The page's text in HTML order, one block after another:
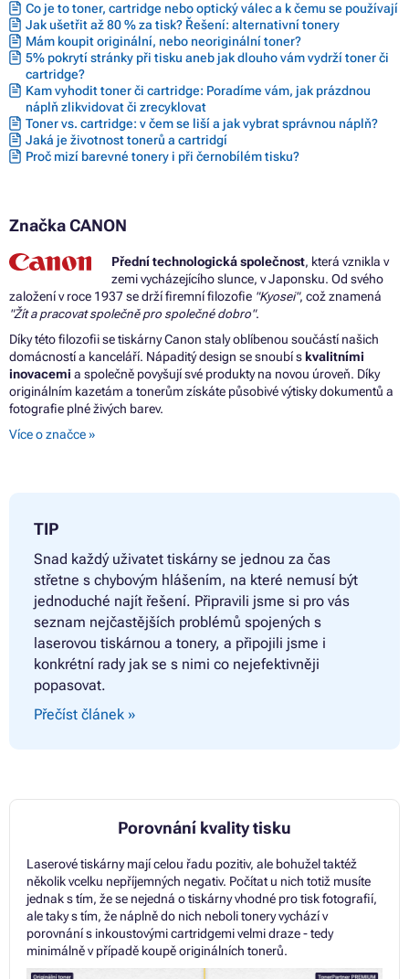
Co je to toner, cartridge nebo optický válec a k čemu se používají
Jak ušetřit až 80 % za tisk? Řešení: alternativní tonery
Mám koupit originální, nebo neoriginální toner?
5% pokrytí stránky při tisku aneb jak dlouho vám vydrží toner či
cartridge?
Kam vyhodit toner či cartridge: Poradíme vám, jak prázdnou
náplň zlikvidovat či zrecyklovat
Toner vs. cartridge: v čem se liší a jak vybrat správnou náplň?
Jaká je životnost tonerů a cartridgí
Proč mizí barevné tonery i při černobílém tisku?
Značka CANON
Přední technologická společnost, která vznikla v
zemi vycházejícího slunce, v Japonsku. Od svého
založení v roce 1937 se drží firemní filozofie "Kyosei", což znamená
"Žít a pracovat společně pro společné dobro".
Díky této filozofii se tiskárny Canon staly oblíbenou součástí našich
domácností a kanceláří. Nápaditý design se snoubí s kvalitními
inovacemi a společně povyšují své produkty na novou úroveň. Díky
originálním kazetám a tonerům získáte působivé výtisky dokumentů a
fotografie plné živých barev.
Více o značce »
TIP
Snad každý uživatet tiskárny se jednou za čas
střetne s chybovým hlášením, na které nemusí být
jednoduché najít řešení. Připravili jsme si pro vás
seznam nejčastějších problémů spojených s
laserovou tiskárnou a tonery, a připojili jsme i
konkrétní rady jak se s nimi co nejefektivněji
popasovat.
Přečíst článek »
Porovnání kvality tisku
Laserové tiskárny mají celou řadu pozitiv, ale bohužel taktéž
několik vcelku nepříjemných negativ. Počítat u nich totiž musíte
jednak s tím, že se nejedná o tiskárny vhodné pro tisk fotografií,
ale taky s tím, že náplně do nich neboli tonery vychází v
porovnání s inkoustovými cartridgemi velmi draze - tedy
minimálně v případě koupě originálních tonerů.